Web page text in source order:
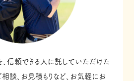
信頼できる人に託していただけた
談、お見積もりなど、お気軽にお